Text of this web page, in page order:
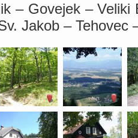
– Govejek –
Jakob – Tehovec